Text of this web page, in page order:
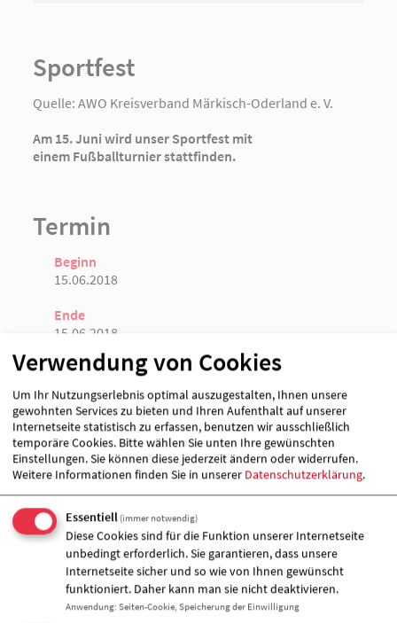
AWO Wriezen
Sportfest
Quelle: AWO Kreisverband Märkisch-Oderland e. V.
Am 15. Juni wird unser Sportfest mit
einem Fußballturnier stattfinden.
Termin
Beginn
15.06.2018
Ende
15.06.2018
Kontakt (Alternativ)
Sandra Enge, Markus Lehmann
Veranstalter &
Veranstaltungort
Verwendung von Cookies
Um Ihr Nutzungserlebnis optimal auszugestalten, Ihnen unsere
gewohnten Services zu bieten und Ihren Aufenthalt auf unserer
Internetseite statistisch zu erfassen, benutzen wir ausschließlich
temporäre Cookies. Bitte wählen Sie unten Ihre gewünschten
Einstellungen. Sie können diese jederzeit ändern oder widerrufen.
Weitere Informationen finden Sie in unserer Datenschutzerklärung.
Essentiell (immer notwendig)
Diese Cookies sind für die Funktion unserer Internetseite
unbedingt erforderlich. Sie garantieren, dass unsere
Internetseite sicher und so wie von Ihnen gewünscht
funktioniert. Daher kann man sie nicht deaktivieren.
Anwendung: Seiten-Cookie, Speicherung der Einwilligung